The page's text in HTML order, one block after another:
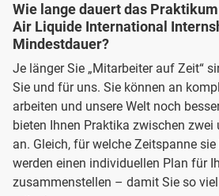
Wie lange dauert das
Air Liquide International
Mindestdauer?
Je länger Sie „Mitarbeiter auf Zeit“
Sie und für uns. Sie können an
arbeiten und unsere Welt noch
bieten Ihnen Praktika zwischen zwei
an. Gleich, für welche Zeitspanne
werden einen individuellen Plan für
zusammenstellen – damit Sie so